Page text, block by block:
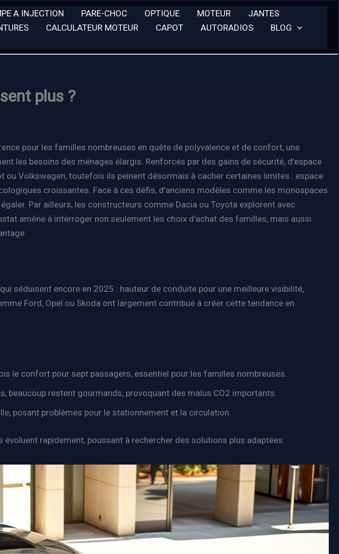
A INJECTION PARE-CHOC OPTIQUE MOTEUR
JANTES
CALCULATEUR MOTEUR CAPOT AUTORADIOS
BLOG
plus ?
pour les familles nombreuses en quête de polyvalence et de confort, une
les besoins des ménages élargis. Renforcés par des gains de sécurité, d’espace
ou Volkswagen, toutefois ils peinent désormais à cacher certaines limites : espace
croissantes. Face à ces défis, d’anciens modèles comme les monospaces
Par ailleurs, les constructeurs comme Dacia ou Toyota explorent avec
amène à interroger non seulement les choix d’achat des familles, mais aussi
séduisent encore en 2025 : hauteur de conduite pour une meilleure visibilité,
Ford, Opel ou Skoda ont largement contribué à créer cette tendance en
le confort pour sept passagers, essentiel pour les familles nombreuses.
beaucoup restent gourmands, provoquant des malus CO2 importants.
posant problèmes pour le stationnement et la circulation.
rapidement, poussant à rechercher des solutions plus adaptées.